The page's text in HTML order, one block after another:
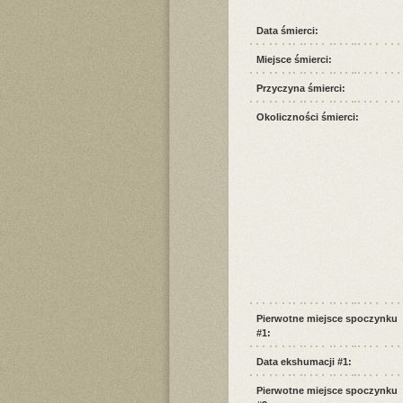
Data śmierci:
Miejsce śmierci:
Przyczyna śmierci:
Okoliczności śmierci:
Pierwotne miejsce spoczynku
#1:
Data ekshumacji #1:
Pierwotne miejsce spoczynku